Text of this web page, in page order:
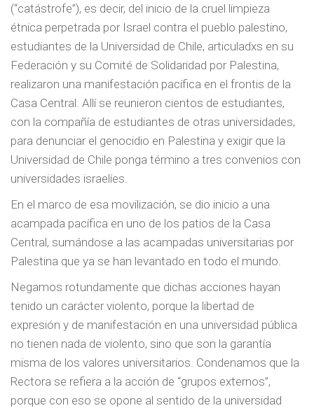
(“catástrofe”), es decir, del inicio de la cruel limpieza
étnica perpetrada por Israel contra el pueblo palestino,
estudiantes de la Universidad de Chile, articuladxs en su
Federación y su Comité de Solidaridad por Palestina,
realizaron una manifestación pacífica en el frontis de la
Casa Central. Allí se reunieron cientos de estudiantes,
con la compañía de estudiantes de otras universidades,
para denunciar el genocidio en Palestina y exigir que la
Universidad de Chile ponga término a tres convenios con
universidades israelíes.
En el marco de esa movilización, se dio inicio a una
acampada pacífica en uno de los patios de la Casa
Central, sumándose a las acampadas universitarias por
Palestina que ya se han levantado en todo el mundo.
Negamos rotundamente que dichas acciones hayan
tenido un carácter violento, porque la libertad de
expresión y de manifestación en una universidad pública
no tienen nada de violento, sino que son la garantía
misma de los valores universitarios. Condenamos que la
Rectora se refiera a la acción de “grupos externos”,
porque con eso se opone al sentido de la universidad